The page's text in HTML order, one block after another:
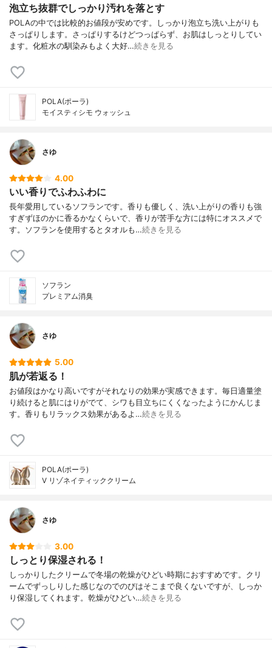
泡立ち抜群でしっかり汚れを落とす
POLAの中では比較的お値段が安めです。しっかり泡立ち洗い上がりも
さっぱりします。さっぱりするけどつっぱらず、お肌はしっとりしてい
ます。化粧水の馴染みもよく大好…続きを見る
POLA(ポーラ)
モイスティシモ ウォッシュ
さゆ
4.00
いい香りでふわふわに
長年愛用しているソフランです。香りも優しく、洗い上がりの香りも強
すぎずほのかに香るかなくらいで、香りが苦手な方には特にオススメで
す。ソフランを使用するとタオルも…続きを見る
ソフラン
プレミアム消臭
さゆ
5.00
肌が若返る！
お値段はかなり高いですがそれなりの効果が実感できます。毎日適量塗
り続けると肌にはりがでて、シワも目立ちにくくなったようにかんじま
す。香りもリラックス効果があるよ…続きを見る
POLA(ポーラ)
V リゾネイティッククリーム
さゆ
3.00
しっとり保湿される！
しっかりしたクリームで冬場の乾燥がひどい時期におすすめです。クリ
ームでずっしりした感じなのでのびはそこまで良くないですが、しっか
り保湿してくれます。乾燥がひどい…続きを見る